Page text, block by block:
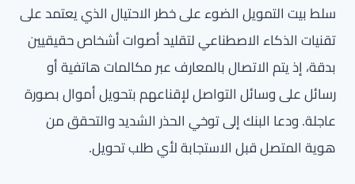
سلط بيت التمويل الضوء على خطر الاحتيال الذي يعتمد على
تقنيات الذكاء الاصطناعي لتقليد أصوات أشخاص حقيقيين
بدقة، إذ يتم الاتصال بالمعارف عبر مكالمات هاتفية أو
رسائل على وسائل التواصل لإقناعهم بتحويل أموال بصورة
عاجلة. ودعا البنك إلى توخي الحذر الشديد والتحقق من
هوية المتصل قبل الاستجابة لأي طلب تحويل.